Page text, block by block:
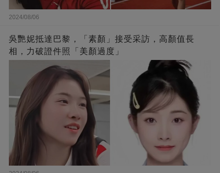
2024/08/06
吳艷妮抵達巴黎，「素顏」接受采訪，高顏值長
相，力破證件照「美顏過度」